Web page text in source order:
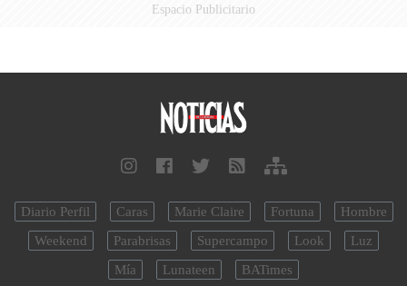
Espacio Publicitario
Diario Perfil Caras Marie Claire Fortuna
Hombre
Weekend
Parabrisas Supercampo Look
Luz
Mía
Lunateen BATimes